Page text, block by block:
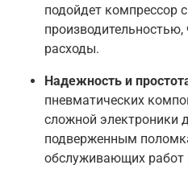
подойдет компрессор
расходы.
Надежность и
пневматических
сложной электроники
подверженным
обслуживающих